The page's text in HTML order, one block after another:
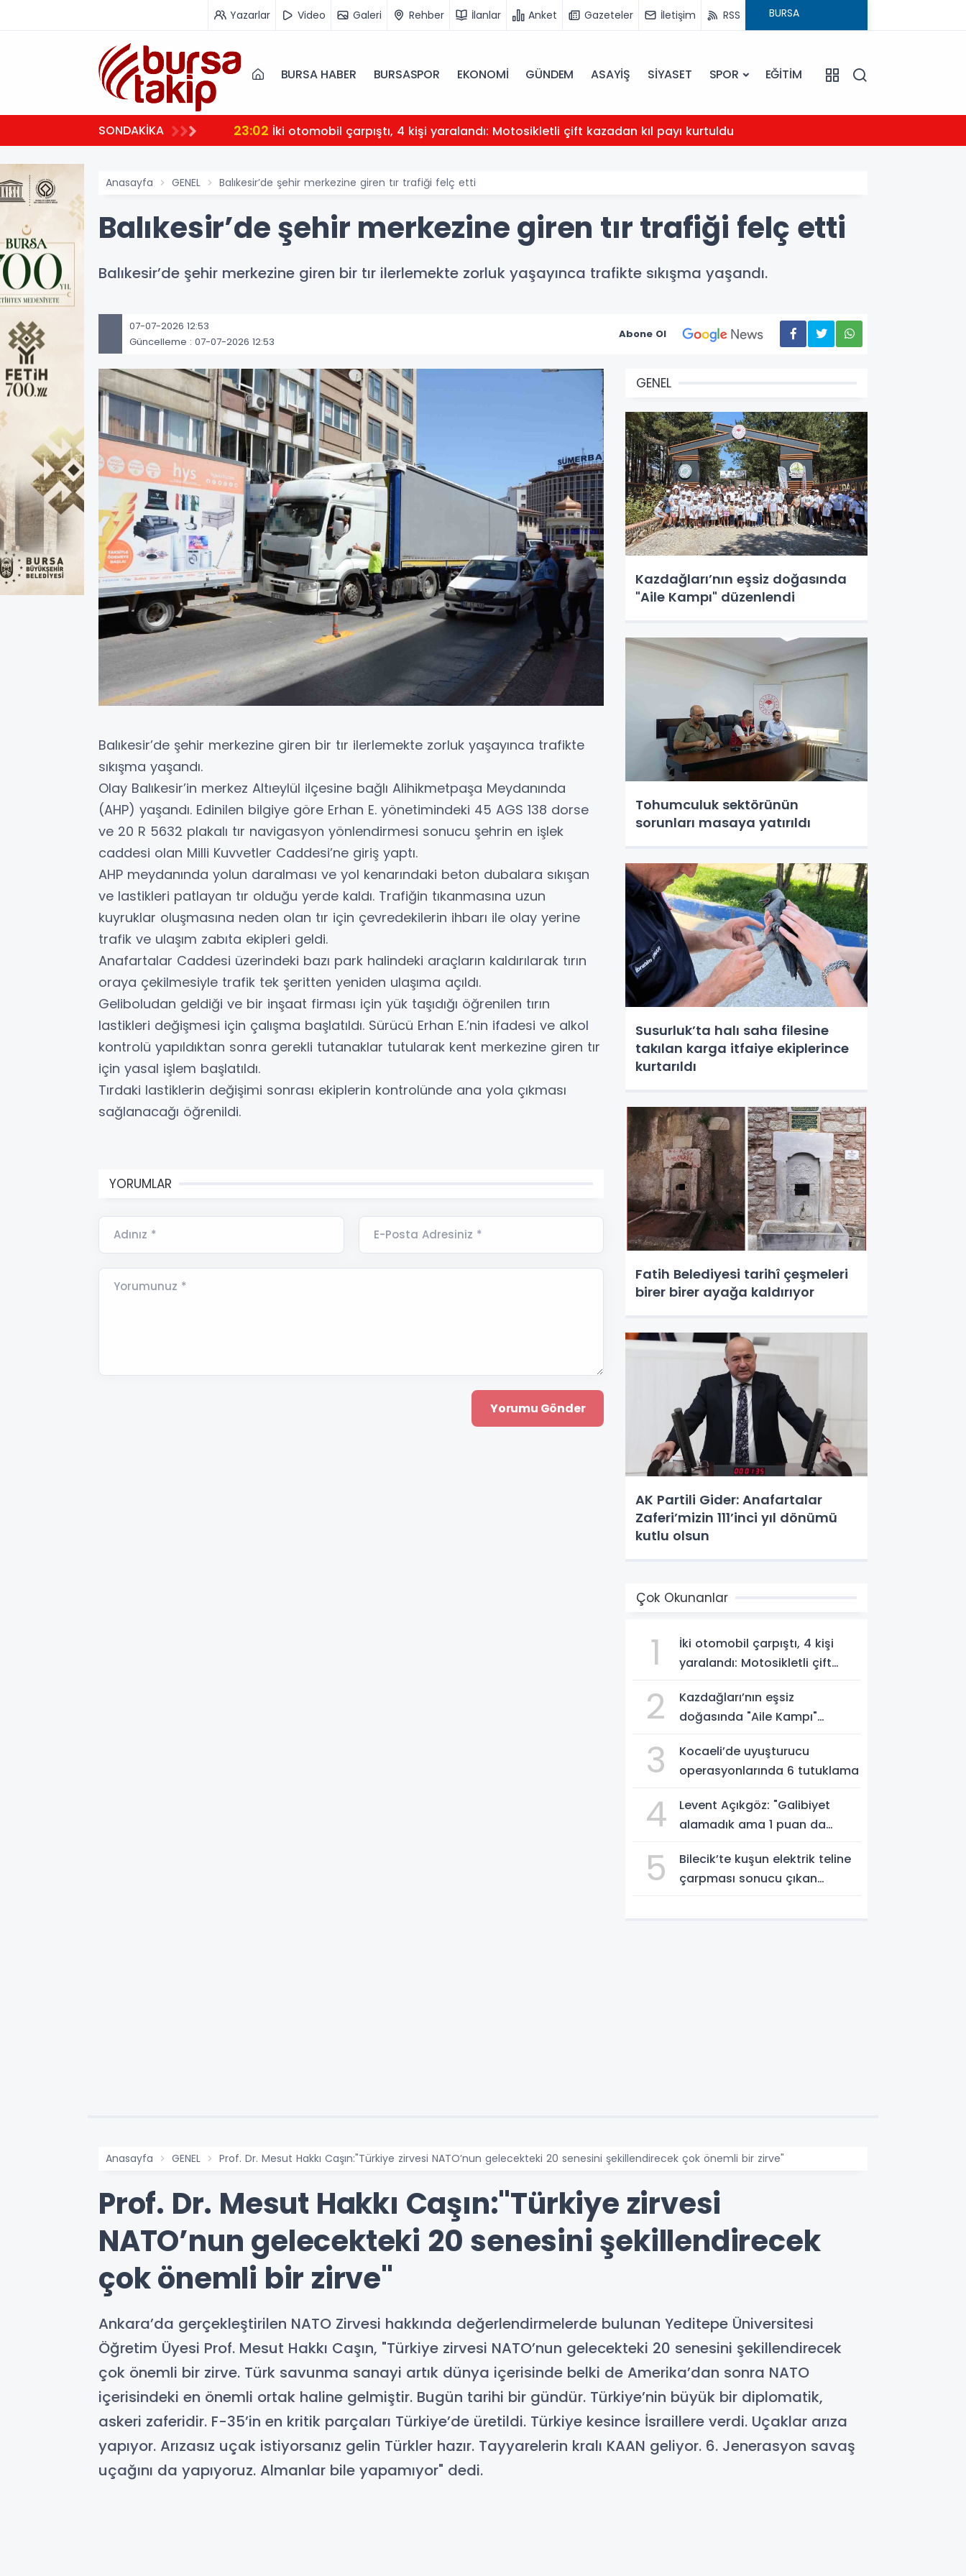
Yazarlar Video Galeri Rehber İlanlar Anket Gazeteler İletişim RSS
BURSA HABER BURSASPOR EKONOMİ GÜNDEM ASAYİŞ SİYASET SPOR EĞİTİM
SONDAKİKA 23:02 İki otomobil çarpıştı, 4 kişi yaralandı: Motosikletli çift kazadan kıl payı kurtuldu
Anasayfa GENEL Balıkesir’de şehir merkezine giren tır trafiği felç etti
Balıkesir’de şehir merkezine giren tır trafiği felç etti
Balıkesir’de şehir merkezine giren bir tır ilerlemekte zorluk yaşayınca trafikte sıkışma yaşandı.
07-07-2026 12:53
Güncelleme : 07-07-2026 12:53
Abone Ol
Balıkesir’de şehir merkezine giren bir tır ilerlemekte zorluk yaşayınca trafikte
sıkışma yaşandı.
Olay Balıkesir’in merkez Altıeylül ilçesine bağlı Alihikmetpaşa Meydanında
(AHP) yaşandı. Edinilen bilgiye göre Erhan E. yönetimindeki 45 AGS 138 dorse
ve 20 R 5632 plakalı tır navigasyon yönlendirmesi sonucu şehrin en işlek
caddesi olan Milli Kuvvetler Caddesi’ne giriş yaptı.
AHP meydanında yolun daralması ve yol kenarındaki beton dubalara sıkışan
ve lastikleri patlayan tır olduğu yerde kaldı. Trafiğin tıkanmasına uzun
kuyruklar oluşmasına neden olan tır için çevredekilerin ihbarı ile olay yerine
trafik ve ulaşım zabıta ekipleri geldi.
Anafartalar Caddesi üzerindeki bazı park halindeki araçların kaldırılarak tırın
oraya çekilmesiyle trafik tek şeritten yeniden ulaşıma açıldı.
Geliboludan geldiği ve bir inşaat firması için yük taşıdığı öğrenilen tırın
lastikleri değişmesi için çalışma başlatıldı. Sürücü Erhan E.’nin ifadesi ve alkol
kontrolü yapıldıktan sonra gerekli tutanaklar tutularak kent merkezine giren tır
için yasal işlem başlatıldı.
Tırdaki lastiklerin değişimi sonrası ekiplerin kontrolünde ana yola çıkması
sağlanacağı öğrenildi.
YORUMLAR
Adınız * E-Posta Adresiniz *
Yorumunuz *
GENEL
Kazdağları’nın eşsiz doğasında
"Aile Kampı" düzenlendi
Tohumculuk sektörünün
sorunları masaya yatırıldı
Susurluk’ta halı saha filesine
takılan karga itfaiye ekiplerince
kurtarıldı
Fatih Belediyesi tarihî çeşmeleri
birer birer ayağa kaldırıyor
AK Partili Gider: Anafartalar
Zaferi’mizin 111’inci yıl dönümü
kutlu olsun
Çok Okunanlar
1
İki otomobil çarpıştı, 4 kişi
yaralandı: Motosikletli çift
2
Kazdağları’nın eşsiz
doğasında "Aile Kampı"
3
Kocaeli’de uyuşturucu
operasyonlarında 6 tutuklama
4
Levent Açıkgöz: "Galibiyet
alamadık ama 1 puan da
5
Bilecik’te kuşun elektrik teline
çarpması sonucu çıkan
Anasayfa GENEL Prof. Dr. Mesut Hakkı Caşın:"Türkiye zirvesi NATO’nun gelecekteki 20 senesini şekillendirecek çok önemli bir zirve"
Prof. Dr. Mesut Hakkı Caşın:"Türkiye zirvesi
NATO’nun gelecekteki 20 senesini şekillendirecek
çok önemli bir zirve"
Ankara’da gerçekleştirilen NATO Zirvesi hakkında değerlendirmelerde bulunan Yeditepe Üniversitesi
Öğretim Üyesi Prof. Mesut Hakkı Caşın, "Türkiye zirvesi NATO’nun gelecekteki 20 senesini şekillendirecek
çok önemli bir zirve. Türk savunma sanayi artık dünya içerisinde belki de Amerika’dan sonra NATO
içerisindeki en önemli ortak haline gelmiştir. Bugün tarihi bir gündür. Türkiye’nin büyük bir diplomatik,
askeri zaferidir. F-35’in en kritik parçaları Türkiye’de üretildi. Türkiye kesince İsraillere verdi. Uçaklar arıza
yapıyor. Arızasız uçak istiyorsanız gelin Türkler hazır. Tayyarelerin kralı KAAN geliyor. 6. Jenerasyon savaş
uçağını da yapıyoruz. Almanlar bile yapamıyor" dedi.